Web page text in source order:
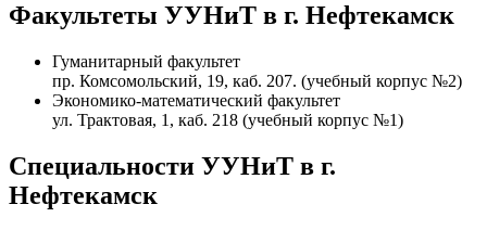
Факультеты УУНиТ в г. Нефтекамск
Гуманитарный факультет
пр. Комсомольский, 19, каб. 207. (учебный корпус №2)
Экономико-математический факультет
ул. Трактовая, 1, каб. 218 (учебный корпус №1)
Специальности УУНиТ в г.
Нефтекамск